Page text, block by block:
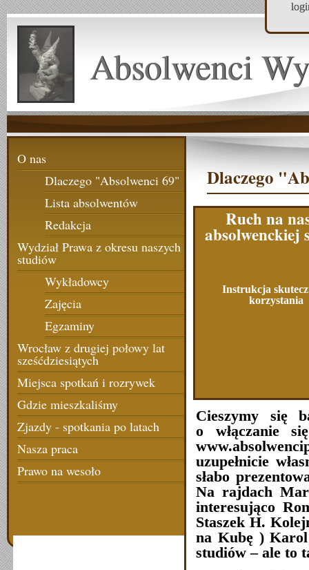
Absolwenci
O nas
Dlaczego "Absolwenci 69"
Lista absolwentów
Redakcja
Wydział Prawa z okresu naszych
studiów
Wykładowcy
Zajęcia
Egzaminy
Wrocław z drugiej połowy lat
sześćdziesiątych
Miejsca spotkań i rozrywek
Gdzie mieszkaliśmy
Zjazdy - spotkania po latach
Nasza praca
Prawo na wesoło
Dlaczego
Ruch na
absolwenckiej
Instrukcja
korzystania
Cieszymy się
o włączanie
uzupełnicie
słabo
Na rajdach
interesująco
Staszek H.
na Kubę )
studiów – ale to